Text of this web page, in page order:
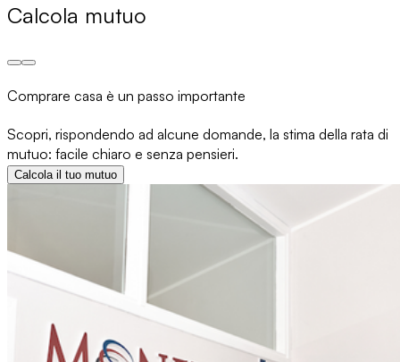
Calcola mutuo
Comprare casa è un passo importante
Scopri, rispondendo ad alcune domande, la stima della rata di
mutuo: facile chiaro e senza pensieri.
Calcola il tuo mutuo